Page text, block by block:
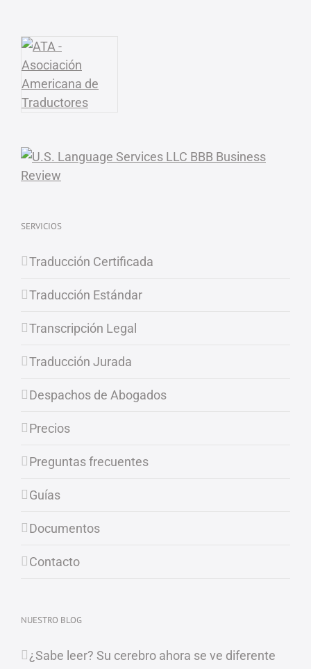
SERVICIOS
Traducción Certificada
Traducción Estándar
Transcripción Legal
Traducción Jurada
Despachos de Abogados
Precios
Preguntas frecuentes
Guías
Documentos
Contacto
NUESTRO BLOG
¿Sabe leer? Su cerebro ahora se ve diferente